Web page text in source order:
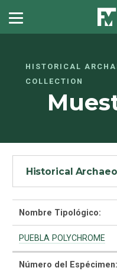
HISTORICAL
COLLECTION
Historical
Nombre Tipológico:
PUEBLA POLYCHROME
Número del Espécimen: